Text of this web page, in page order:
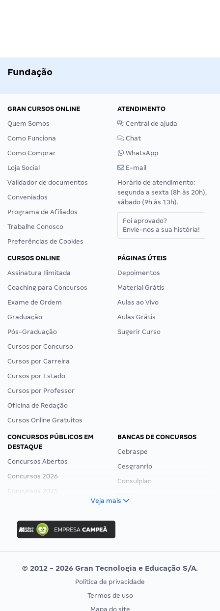
Fundação
GRAN CURSOS ONLINE
Quem Somos
Como Funciona
Como Comprar
Loja Social
Validador de documentos
Conveniados
Programa de Afiliados
Trabalhe Conosco
Preferências de Cookies
ATENDIMENTO
Central de ajuda
Chat
WhatsApp
E-mail
Horário de atendimento:
segunda a sexta (8h às 20h),
sábado (9h às 13h).
Foi aprovado?
Envie-nos a sua história!
CURSOS ONLINE
Assinatura Ilimitada
Coaching para Concursos
Exame de Ordem
Graduação
Pós-Graduação
Cursos por Concurso
Cursos por Carreira
Cursos por Estado
Cursos por Professor
Oficina de Redação
Cursos Online Gratuitos
PÁGINAS ÚTEIS
Depoimentos
Material Grátis
Aulas ao Vivo
Aulas Grátis
Sugerir Curso
CONCURSOS PÚBLICOS EM
DESTAQUE
Concursos Abertos
Concursos 2026
Concursos 2025
Concurso Ibama
Concurso MPU
Editais publicados
BANCAS DE CONCURSOS
Cebraspe
Cesgranrio
Consulplan
Vunesp
CONCURSOS POR PROFISSÃO
EXAME DE ORDEM
Veja mais
© 2012 - 2026 Gran Tecnologia e Educação S/A.
Política de privacidade
Termos de uso
Mapa do site